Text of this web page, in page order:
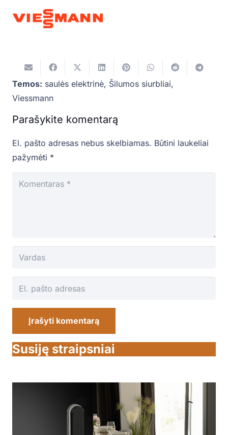
Temos: saulės elektrinė, Šilumos siurbliai,
Viessmann
Parašykite komentarą
El. pašto adresas nebus skelbiamas. Būtini laukeliai
pažymėti *
Įrašyti komentarą
Susiję straipsniai